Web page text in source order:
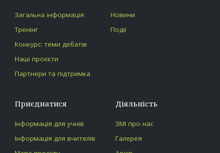
Загальна інформація
Тренінг
Конкурс: теми дебатів
Наші проєкти
Партнери та підтримка
Новини
Події
Приєднатися
Інформація для учнів
Інформація для вчителів
Діяльність
ЗМІ про нас
Галерея